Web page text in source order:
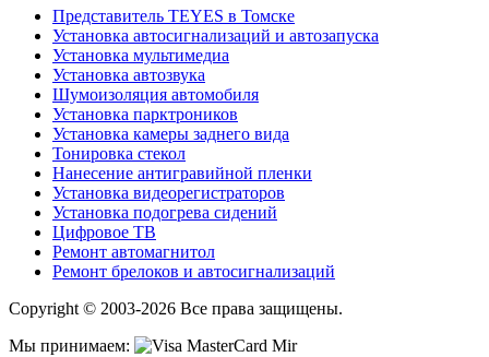
Представитель TEYES в Томске
Установка автосигнализаций и автозапуска
Установка мультимедиа
Установка автозвука
Шумоизоляция автомобиля
Установка парктроников
Установка камеры заднего вида
Тонировка стекол
Нанесение антигравийной пленки
Установка видеорегистраторов
Установка подогрева сидений
Цифровое ТВ
Ремонт автомагнитол
Ремонт брелоков и автосигнализаций
Copyright © 2003-2026 Все права защищены.
Мы принимаем: